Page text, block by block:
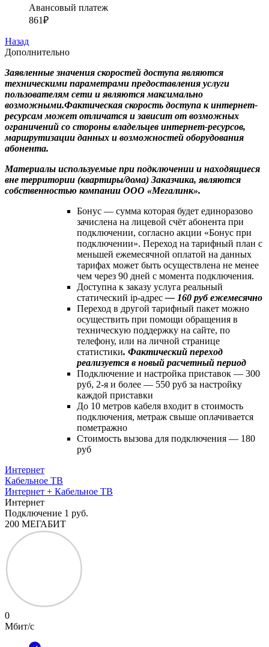
Авансовый платеж
861₽
Назад
Дополнительно
Заявленные значения скоростей доступа являются
техническими параметрами предоставления услуги
пользователям сети и являются максимально
возможными.Фактическая скорость доступа к интернет-
ресурсам может отличатся и зависит от возможных
ограничений со стороны владельцев интернет-ресурсов,
маршрутизации данных и возможностей оборудования
абонента.
Материалы используемые при подключении и находящиеся
вне территории (квартиры/дома) Заказчика, являются
собственностью компании ООО «Мегалинк».
Бонус — сумма которая будет единоразово
зачислена на лицевой счёт абонента при
подключении, согласно акции «Бонус при
подключении». Переход на тарифный план с
меньшей ежемесячной оплатой на данных
тарифах может быть осуществлена не менее
чем через 90 дней с момента подключения.
Доступна к заказу услуга реальный
статический ip-адрес— 160 руб ежемесячно
Переход в другой тарифный пакет можно
осуществить при помощи обращения в
техническую поддержку на сайте, по
телефону, или на личной странице
статистики. Фактический переход
реализуется в новый расчетный период
Подключение и настройка приставок — 300
руб, 2-я и более — 550 руб за настройку
каждой приставки
До 10 метров кабеля входит в стоимость
подключения, метраж свыше оплачивается
пометражно
Стоимость вызова для подключения — 180
руб
Интернет
Кабельное ТВ
Интернет + Кабельное ТВ
Интернет
Подключение 1 руб.
200 МЕГАБИТ
0
Мбит/с